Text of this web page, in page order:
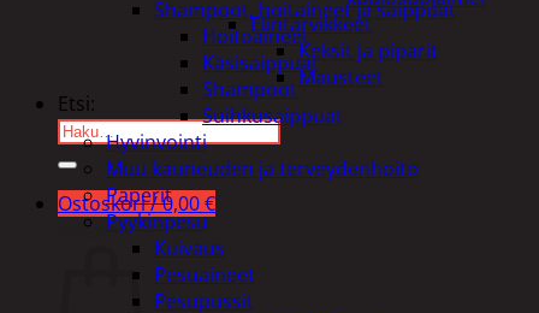
Elintarvikkeet
Keksit ja piparit
Mausteet
Etsi:
Ostoskori /0,00€
Ostoskori
Shampoot, hoitaineet ja saippuat
Hoitoaineet
Käsisaippuat
Shampoot
Suihkusaippuat
Hyvinvointi
Muu kauneuden ja terveydenhoito
Paperit
Pyykinpesu
Kuivaus
Pesuaineet
Pesupussit